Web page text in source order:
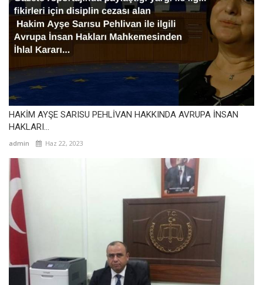
HAKİM AYŞE SARISU PEHLİVAN HAKKINDA AVRUPA İNSAN
HAKLARI...
admin Haz 22, 2023